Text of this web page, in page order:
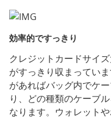
効率的ですっきり
クレジットカードサイ
がすっきり収まってい
があればバッグ内でケ
り、どの種類のケーブ
なります。ウォレット